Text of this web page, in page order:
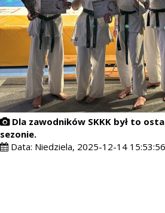
Dla zawodników SKKK był to
sezonie.
Data: Niedziela, 2025-12-14 15:53:56